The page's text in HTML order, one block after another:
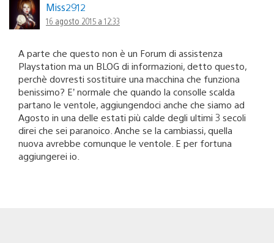
Miss2912
16 agosto 2015 a 12:33
A parte che questo non è un Forum di assistenza
Playstation ma un BLOG di informazioni, detto questo,
perchè dovresti sostituire una macchina che funziona
benissimo? E’ normale che quando la consolle scalda
partano le ventole, aggiungendoci anche che siamo ad
Agosto in una delle estati più calde degli ultimi 3 secoli
direi che sei paranoico. Anche se la cambiassi, quella
nuova avrebbe comunque le ventole. E per fortuna
aggiungerei io.